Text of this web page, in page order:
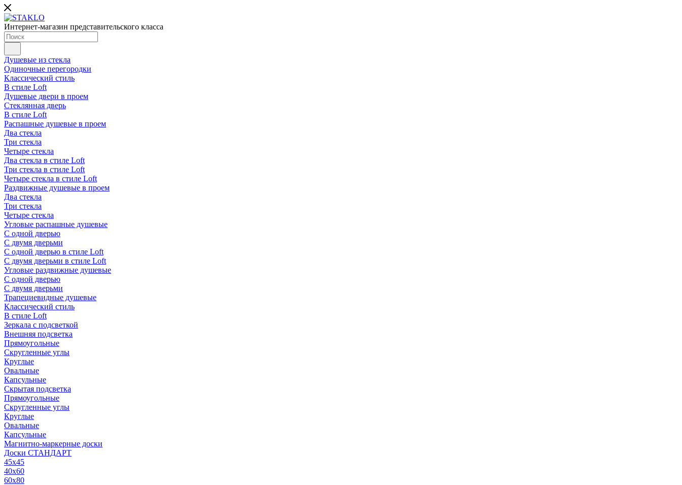
Интернет-магазин представительского класса
Душевые из стекла
Одиночные перегородки
Классический стиль
В стиле Loft
Душевые двери в проем
Стеклянная дверь
В стиле Loft
Распашные душевые в проем
Два стекла
Три стекла
Четыре стекла
Два стекла в стиле Loft
Три стекла в стиле Loft
Четыре стекла в стиле Loft
Раздвижные душевые в проем
Два стекла
Три стекла
Четыре стекла
Угловые распашные душевые
С одной дверью
С двумя дверьми
С одной дверью в стиле Loft
С двумя дверьми в стиле Loft
Угловые раздвижные душевые
С одной дверью
С двумя дверьми
Трапециевидные душевые
Классический стиль
В стиле Loft
Зеркала с подсветкой
Внешняя подсветка
Прямоугольные
Скругленные углы
Круглые
Овальные
Капсульные
Скрытая подсветка
Прямоугольные
Скругленные углы
Круглые
Овальные
Капсульные
Магнитно-маркерные доски
Доски СТАНДАРТ
45x45
40x60
60x80